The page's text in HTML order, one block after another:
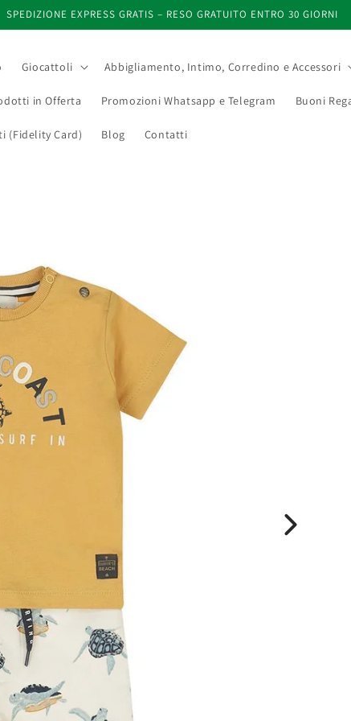
SPEDIZIONE EXPRESS GRATIS – RESO GRATUITO ENTRO 30 GIORNI
Giocattoli Abbigliamento, Intimo, Corredino e Accessori
in Offerta Promozioni Whatsapp e Telegram Buoni
(Fidelity Card) Blog Contatti